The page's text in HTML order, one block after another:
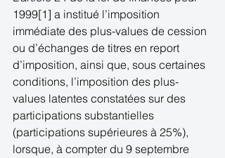
1999[1] a institué l’imposition
immédiate des plus-values de cession
ou d’échanges de titres en report
d’imposition, ainsi que, sous certaines
conditions, l’imposition des plus-
values latentes constatées sur des
participations substantielles
(participations supérieures à 25%),
lorsque, à compter du 9 septembre